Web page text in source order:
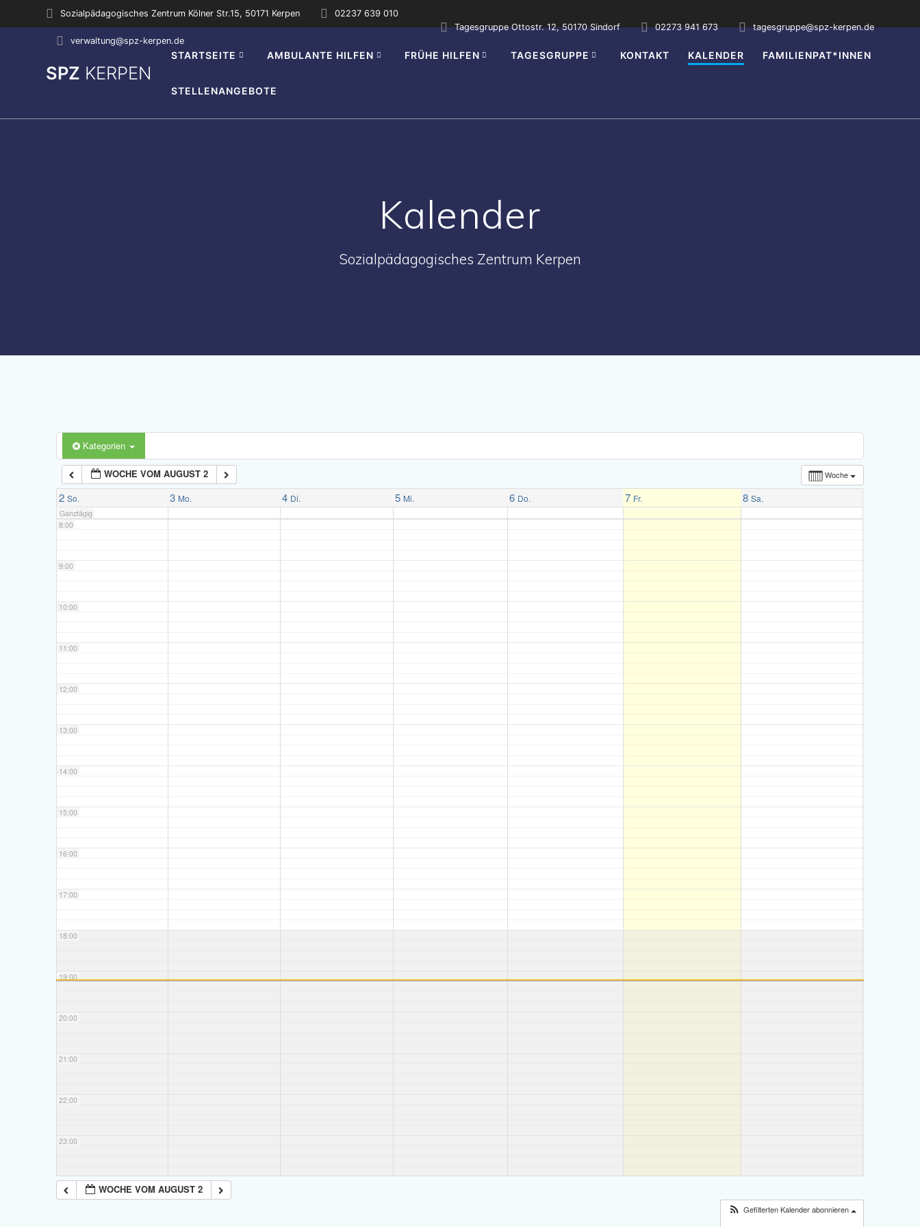
Inhalt
Sozialpädagogisches Zentrum Kölner Str.15, 50171 Kerpen 02237 639 010
verwaltung@spz-kerpen.de
Tagesgruppe Ottostr. 12, 50170 Sindorf 02273 941 673 tagesgruppe@spz-kerpen.de
SPZ KERPEN
STARTSEITE AMBULANTE HILFEN FRÜHE HILFEN TAGESGRUPPE KONTAKT KALENDER FAMILIENPAT*INNEN
STELLENANGEBOTE
Kalender
Sozialpädagogisches Zentrum Kerpen
Kategorien
Woche
WOCHE VOM AUGUST 2
2 So. 3 Mo. 4 Di. 5 Mi. 6 Do. 7 Fr. 8 Sa.
Ganztägig
6:00
7:00
8:00
9:00
10:00
11:00
12:00
13:00
14:00
15:00
16:00
17:00
18:00
19:00
20:00
21:00
22:00
23:00
WOCHE VOM AUGUST 2
Gefilterten Kalender abonnieren